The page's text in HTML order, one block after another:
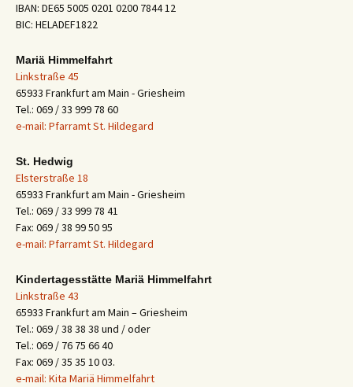
IBAN: DE65 5005 0201 0200 7844 12
BIC: HELADEF1822
Mariä Himmelfahrt
Linkstraße 45
65933 Frankfurt am Main - Griesheim
Tel.: 069 / 33 999 78 60
e-mail: Pfarramt St. Hildegard
St. Hedwig
Elsterstraße 18
65933 Frankfurt am Main - Griesheim
Tel.: 069 / 33 999 78 41
Fax: 069 / 38 99 50 95
e-mail: Pfarramt St. Hildegard
Kindertagesstätte Mariä Himmelfahrt
Linkstraße 43
65933 Frankfurt am Main – Griesheim
Tel.: 069 / 38 38 38 und / oder
Tel.: 069 / 76 75 66 40
Fax: 069 / 35 35 10 03.
e-mail: Kita Mariä Himmelfahrt